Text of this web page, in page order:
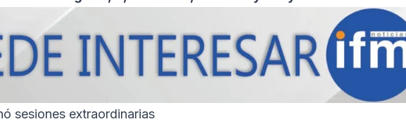
sesiones extraordinarias